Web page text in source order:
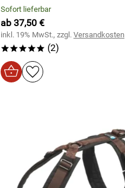
Sofort lieferbar
ab 37,50 €
inkl. 19% MwSt., zzgl. Versandkosten
***** (2)